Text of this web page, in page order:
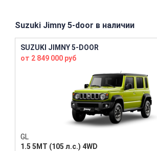
Suzuki Jimny 5-door в наличии
SUZUKI JIMNY 5-DOOR
от 2 849 000 руб
GL
1.5 5MT (105 л.с.) 4WD